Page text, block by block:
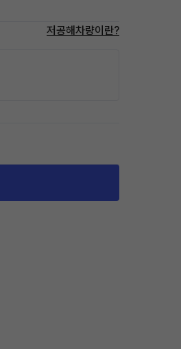
저공해차량이란?